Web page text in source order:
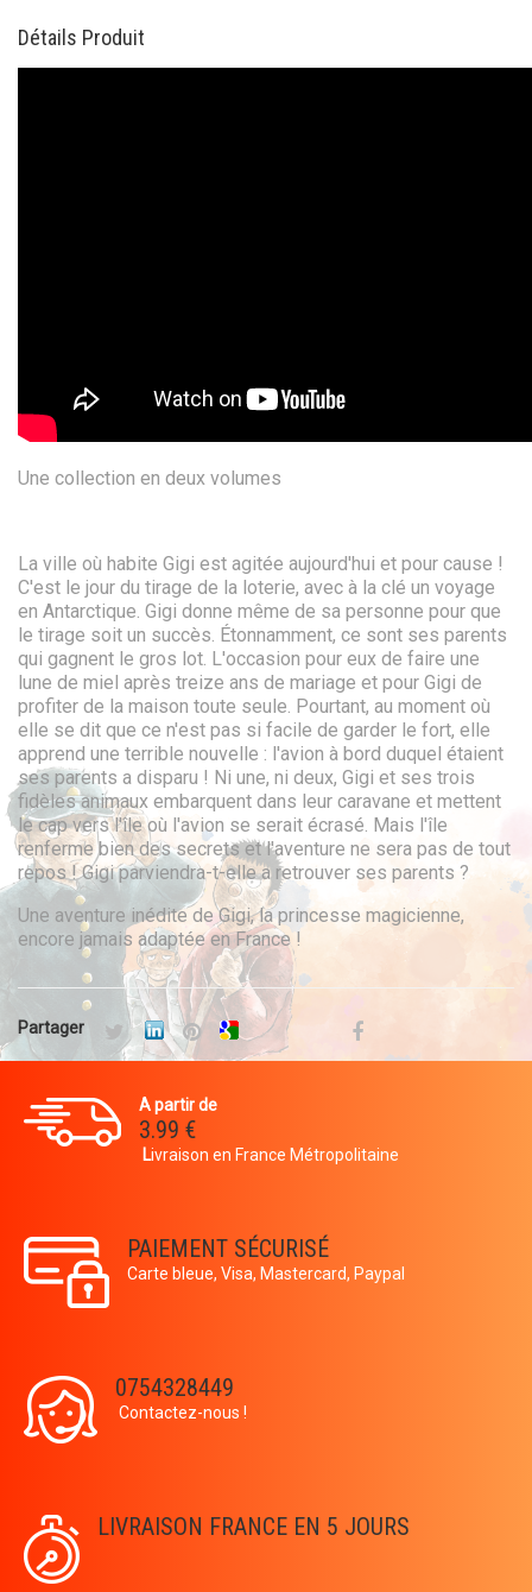
Détails Produit
Une collection en deux volumes
La ville où habite Gigi est agitée aujourd'hui et pour cause !
C'est le jour du tirage de la loterie, avec à la clé un voyage
en Antarctique. Gigi donne même de sa personne pour que
le tirage soit un succès. Étonnamment, ce sont ses parents
qui gagnent le gros lot. L'occasion pour eux de faire une
lune de miel après treize ans de mariage et pour Gigi de
profiter de la maison toute seule. Pourtant, au moment où
elle se dit que ce n'est pas si facile de garder le fort, elle
apprend une terrible nouvelle : l'avion à bord duquel étaient
ses parents a disparu ! Ni une, ni deux, Gigi et ses trois
fidèles animaux embarquent dans leur caravane et mettent
le cap vers l'île où l'avion se serait écrasé. Mais l'île
renferme bien des secrets et l'aventure ne sera pas de tout
repos ! Gigi parviendra-t-elle a retrouver ses parents ?
Une aventure inédite de Gigi, la princesse magicienne,
encore jamais adaptée en France !
Partager
A partir de
3.99 €
Livraison en France Métropolitaine
PAIEMENT SÉCURISÉ
Carte bleue, Visa, Mastercard, Paypal
0754328449
Contactez-nous !
LIVRAISON FRANCE EN 5 JOURS